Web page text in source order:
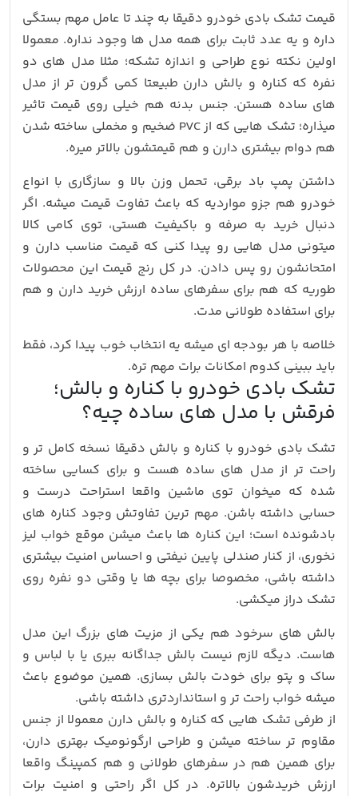
قیمت تشک بادی خودرو دقیقا به چند تا عامل مهم بستگی
داره و یه عدد ثابت برای همه مدل ها وجود نداره. معمولا
اولین نکته نوع طراحی و اندازه تشکه؛ مثلا مدل های دو
نفره که کناره و بالش دارن طبیعتا کمی گرون تر از مدل
های ساده هستن. جنس بدنه هم خیلی روی قیمت تاثیر
میذاره؛ تشک هایی که از PVC ضخیم و مخملی ساخته شدن
هم دوام بیشتری دارن و هم قیمتشون بالاتر میره.
داشتن پمپ باد برقی، تحمل وزن بالا و سازگاری با انواع
خودرو هم جزو مواردیه که باعث تفاوت قیمت میشه. اگر
دنبال خرید به صرفه و باکیفیت هستی، توی کامی کالا
میتونی مدل هایی رو پیدا کنی که قیمت مناسب دارن و
امتحانشون رو پس دادن. در کل رنج قیمت این محصولات
طوریه که هم برای سفرهای ساده ارزش خرید دارن و هم
برای استفاده طولانی مدت.
خلاصه با هر بودجه ای میشه یه انتخاب خوب پیدا کرد، فقط
باید ببینی کدوم امکانات برات مهم تره.
تشک بادی خودرو با کناره و بالش؛
فرقش با مدل های ساده چیه؟
تشک بادی خودرو با کناره و بالش دقیقا نسخه کامل تر و
راحت تر از مدل های ساده هست و برای کسایی ساخته
شده که میخوان توی ماشین واقعا استراحت درست و
حسابی داشته باشن. مهم ترین تفاوتش وجود کناره های
بادشونده است؛ این کناره ها باعث میشن موقع خواب لیز
نخوری، از کنار صندلی پایین نیفتی و احساس امنیت بیشتری
داشته باشی، مخصوصا برای بچه ها یا وقتی دو نفره روی
تشک دراز میکشی.
بالش های سرخود هم یکی از مزیت های بزرگ این مدل
هاست. دیگه لازم نیست بالش جداگانه ببری یا با لباس و
ساک و پتو برای خودت بالش بسازی. همین موضوع باعث
میشه خواب راحت تر و استانداردتری داشته باشی.
از طرفی تشک هایی که کناره و بالش دارن معمولا از جنس
مقاوم تر ساخته میشن و طراحی ارگونومیک بهتری دارن،
برای همین هم در سفرهای طولانی و هم کمپینگ واقعا
ارزش خریدشون بالاتره. در کل اگر راحتی و امنیت برات